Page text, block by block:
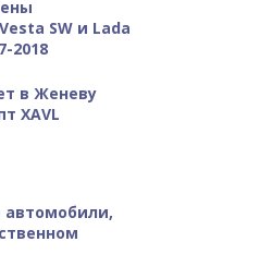
SW и Lada
2018
в Женеву
XAVL